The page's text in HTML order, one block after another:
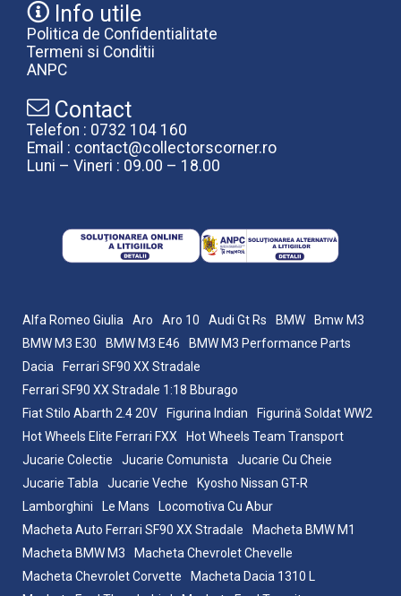
Info utile
Politica de Confidentialitate
Termeni si Conditii
ANPC
Contact
Telefon : 0732 104 160
Email : contact@collectorscorner.ro
Luni – Vineri : 09.00 – 18.00
Alfa Romeo Giulia Aro Aro 10 Audi Gt Rs BMW
Bmw M3
BMW M3 E30
BMW M3 E46
BMW M3 Performance Parts
Dacia
Ferrari SF90 XX Stradale
Ferrari SF90 XX Stradale 1:18 Bburago
Fiat Stilo Abarth 2.4 20V
Figurina Indian
Figurină Soldat WW2
Hot Wheels Elite Ferrari FXX
Hot Wheels Team Transport
Jucarie Colectie
Jucarie Comunista
Jucarie Cu Cheie
Jucarie Tabla
Jucarie Veche
Kyosho Nissan GT-R
Lamborghini
Le Mans
Locomotiva Cu Abur
Macheta Auto Ferrari SF90 XX Stradale
Macheta BMW M1
Macheta BMW M3
Macheta Chevrolet Chevelle
Macheta Chevrolet Corvette
Macheta Dacia 1310 L